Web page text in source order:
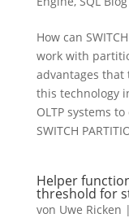
How can
work with
advantages that
this technology
OLTP systems
SWITCH
Helper
threshold for
von Uwe Ricken |